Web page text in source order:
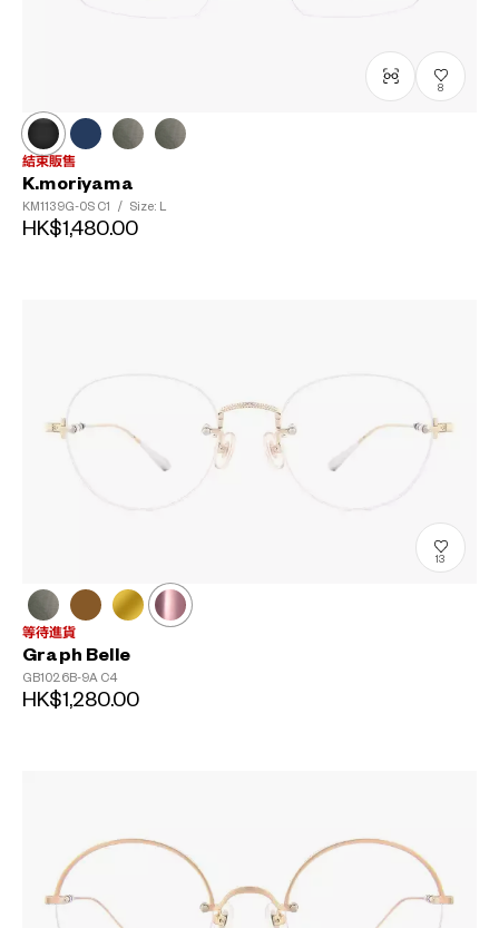
8
結束販售
K.moriyama
KM1139G-0S C1 / Size: L
HK$1,480.00
13
等待進貨
Graph Belle
GB1026B-9A C4
HK$1,280.00